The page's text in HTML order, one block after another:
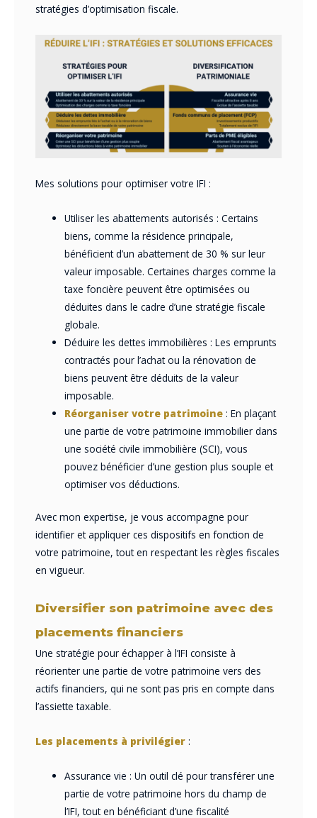
stratégies d’optimisation fiscale.
Mes solutions pour optimiser votre IFI :
Utiliser les abattements autorisés : Certains
biens, comme la résidence principale,
bénéficient d’un abattement de 30 % sur leur
valeur imposable. Certaines charges comme la
taxe foncière peuvent être optimisées ou
déduites dans le cadre d’une stratégie fiscale
globale.
Déduire les dettes immobilières : Les emprunts
contractés pour l’achat ou la rénovation de
biens peuvent être déduits de la valeur
imposable.
Réorganiser votre patrimoine : En plaçant
une partie de votre patrimoine immobilier dans
une société civile immobilière (SCI), vous
pouvez bénéficier d’une gestion plus souple et
optimiser vos déductions.
Avec mon expertise, je vous accompagne pour
identifier et appliquer ces dispositifs en fonction de
votre patrimoine, tout en respectant les règles fiscales
en vigueur.
Diversifier son patrimoine avec des
placements financiers
Une stratégie pour échapper à l’IFI consiste à
réorienter une partie de votre patrimoine vers des
actifs financiers, qui ne sont pas pris en compte dans
l’assiette taxable.
Les placements à privilégier :
Assurance vie : Un outil clé pour transférer une
partie de votre patrimoine hors du champ de
l’IFI, tout en bénéficiant d’une fiscalité